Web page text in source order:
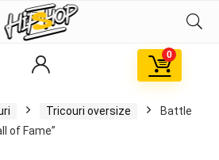
0
Tricouri oversize
Battle
of Fame”